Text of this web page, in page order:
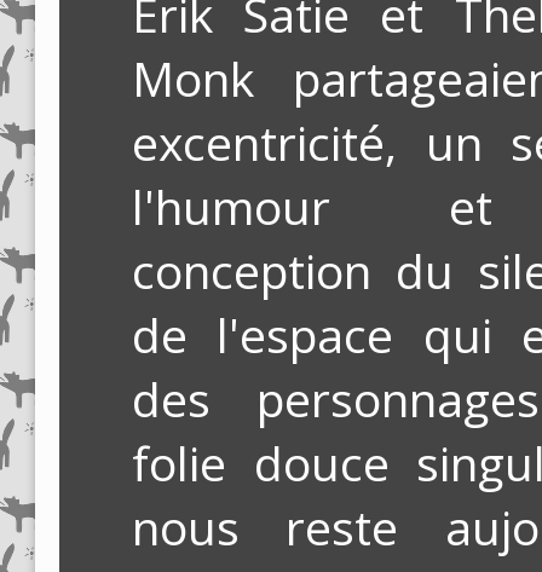
Erik Satie et
Monk
excentricité, un
l'humour
conception du
de l'espace qui
des
folie douce
nous reste